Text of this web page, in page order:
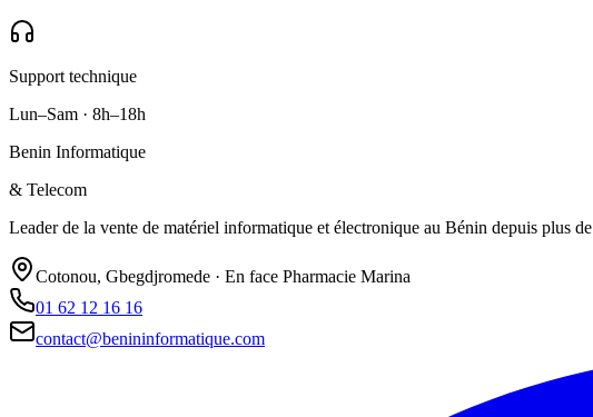
Support technique
Lun–Sam · 8h–18h
Benin Informatique
& Telecom
Leader de la vente de matériel informatique et électronique au Bénin depuis plus
Cotonou, Gbegdjromede · En face Pharmacie Marina
01 62 12 16 16
contact@benininformatique.com